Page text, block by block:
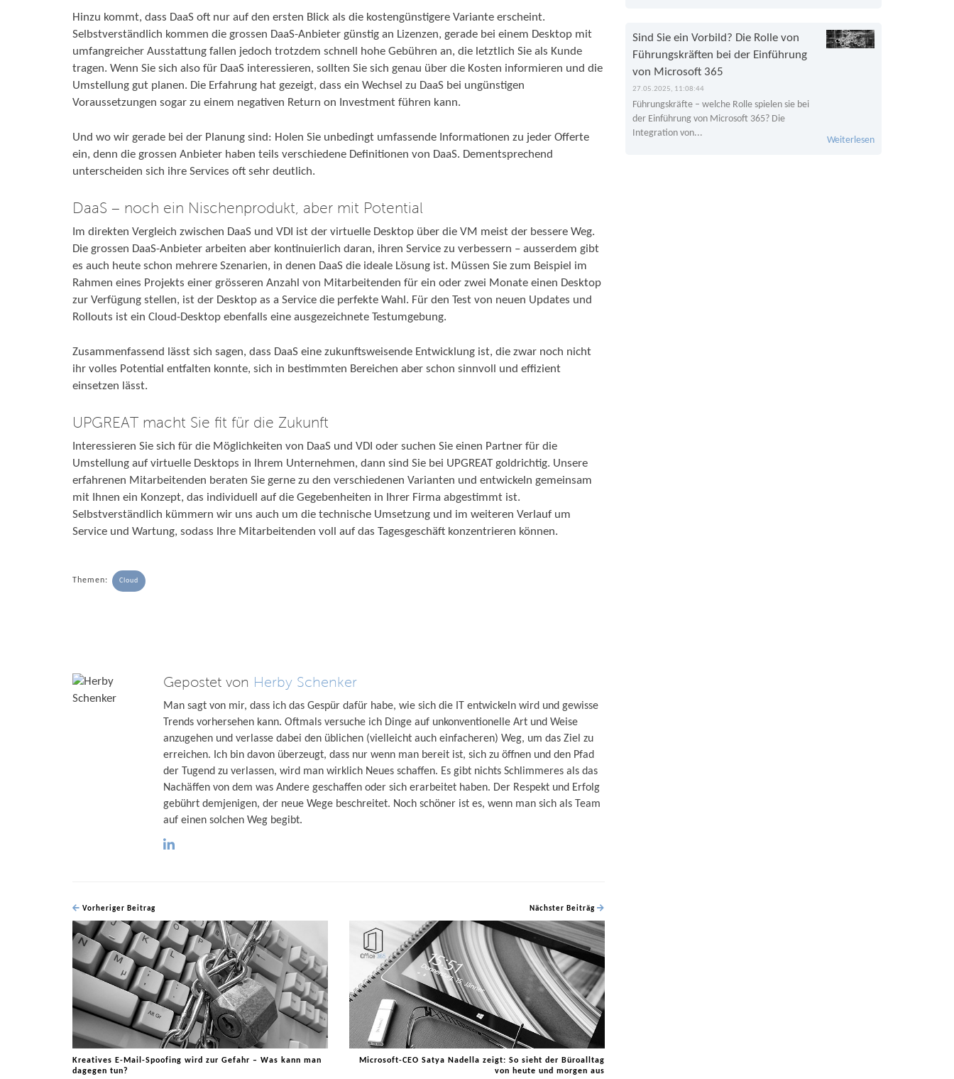
Hinzu kommt, dass DaaS oft nur auf den ersten Blick als die kostengünstigere Variante erscheint.
Selbstverständlich kommen die grossen DaaS-Anbieter günstig an Lizenzen, gerade bei einem Desktop mit
umfangreicher Ausstattung fallen jedoch trotzdem schnell hohe Gebühren an, die letztlich Sie als Kunde
tragen. Wenn Sie sich also für DaaS interessieren, sollten Sie sich genau über die Kosten informieren und die
Umstellung gut planen. Die Erfahrung hat gezeigt, dass ein Wechsel zu DaaS bei ungünstigen
Voraussetzungen sogar zu einem negativen Return on Investment führen kann.
Und wo wir gerade bei der Planung sind: Holen Sie unbedingt umfassende Informationen zu jeder Offerte
ein, denn die grossen Anbieter haben teils verschiedene Definitionen von DaaS. Dementsprechend
unterscheiden sich ihre Services oft sehr deutlich.
DaaS – noch ein Nischenprodukt, aber mit Potential
Im direkten Vergleich zwischen DaaS und VDI ist der virtuelle Desktop über die VM meist der bessere Weg.
Die grossen DaaS-Anbieter arbeiten aber kontinuierlich daran, ihren Service zu verbessern – ausserdem gibt
es auch heute schon mehrere Szenarien, in denen DaaS die ideale Lösung ist. Müssen Sie zum Beispiel im
Rahmen eines Projekts einer grösseren Anzahl von Mitarbeitenden für ein oder zwei Monate einen Desktop
zur Verfügung stellen, ist der Desktop as a Service die perfekte Wahl. Für den Test von neuen Updates und
Rollouts ist ein Cloud-Desktop ebenfalls eine ausgezeichnete Testumgebung.
Zusammenfassend lässt sich sagen, dass DaaS eine zukunftsweisende Entwicklung ist, die zwar noch nicht
ihr volles Potential entfalten konnte, sich in bestimmten Bereichen aber schon sinnvoll und effizient
einsetzen lässt.
UPGREAT macht Sie fit für die Zukunft
Interessieren Sie sich für die Möglichkeiten von DaaS und VDI oder suchen Sie einen Partner für die
Umstellung auf virtuelle Desktops in Ihrem Unternehmen, dann sind Sie bei UPGREAT goldrichtig. Unsere
erfahrenen Mitarbeitenden beraten Sie gerne zu den verschiedenen Varianten und entwickeln gemeinsam
mit Ihnen ein Konzept, das individuell auf die Gegebenheiten in Ihrer Firma abgestimmt ist.
Selbstverständlich kümmern wir uns auch um die technische Umsetzung und im weiteren Verlauf um
Service und Wartung, sodass Ihre Mitarbeitenden voll auf das Tagesgeschäft konzentrieren können.
Themen: Cloud
Gepostet von Herby Schenker
Man sagt von mir, dass ich das Gespür dafür habe, wie sich die IT entwickeln wird und gewisse
Trends vorhersehen kann. Oftmals versuche ich Dinge auf unkonventionelle Art und Weise
anzugehen und verlasse dabei den üblichen (vielleicht auch einfacheren) Weg, um das Ziel zu
erreichen. Ich bin davon überzeugt, dass nur wenn man bereit ist, sich zu öffnen und den Pfad
der Tugend zu verlassen, wird man wirklich Neues schaffen. Es gibt nichts Schlimmeres als das
Nachäffen von dem was Andere geschaffen oder sich erarbeitet haben. Der Respekt und Erfolg
gebührt demjenigen, der neue Wege beschreitet. Noch schöner ist es, wenn man sich als Team
auf einen solchen Weg begibt.
Vorheriger Beitrag
Kreatives E-Mail-Spoofing wird zur Gefahr – Was kann man
dagegen tun?
Nächster Beiträg
Microsoft-CEO Satya Nadella zeigt: So sieht der Büroalltag
von heute und morgen aus
Sind Sie ein Vorbild? Die Rolle von
Führungskräften bei der Einführung
von Microsoft 365
27.05.2025, 11:08:44
Führungskräfte – welche Rolle spielen sie bei
der Einführung von Microsoft 365? Die
Integration von...
Weiterlesen